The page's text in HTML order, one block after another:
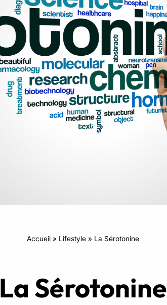
Body Pump
Body Attack
Body Combat
Body Balance
RPM
Aléop Cardio
Aléop Force
Aléop Fight
Booty Shape
Power Flow
Accueil » Lifestyle » La Sérotonine
La Sérotonine